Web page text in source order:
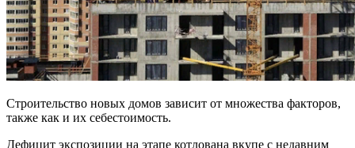
Строительство новых домов зависит от множества факторов,
также как и их себестоимость.
Дефицит экспозиции на этапе котлована вкупе с недавним